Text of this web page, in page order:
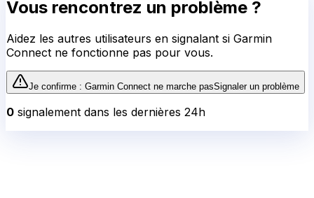
Vous rencontrez un problème ?
Aidez les autres utilisateurs en signalant si Garmin
Connect ne fonctionne pas pour vous.
Je confirme : Garmin Connect ne marche pasSignaler un problème
0 signalement dans les dernières 24h